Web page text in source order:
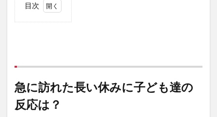
目次
訪れ
い休
みに
子ど
も達
急に訪れた長い休みに子ども達の
反応は？